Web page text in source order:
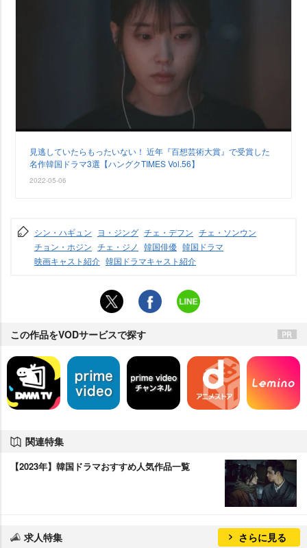
見逃していたらもったいない！ 近年『百想芸術大賞』で受賞した
名作韓国ドラマ3選【ハングクTIMES Vol.56】
2022-05-06
シン・ハギュン ヨ・ジング チェ・デフン チェ・ソンウン
チョン・ホジン チェ・ジノ 韓国俳優 韓国ドラマ
映画キャスト紹介 韓国ドラマキャスト紹介
この作品をVODサービスで探す
関連特集
【2023年】韓国ドラマおすすめ人気作品一覧
求人特集 さらに見る